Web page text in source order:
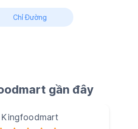
Chỉ Đường
gần đây
Kingfoodmart